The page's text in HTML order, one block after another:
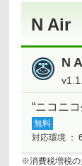
N Air
N
“ニコニ
無料
対応環境 ：
※消費税増税の